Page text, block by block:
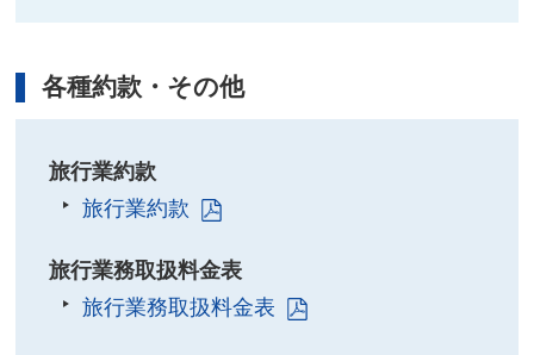
各種約款・その他
旅行業約款
旅行業約款
旅行業務取扱料金表
旅行業務取扱料金表